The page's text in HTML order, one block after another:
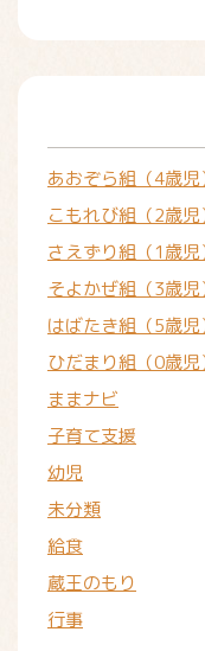
あおぞら組（4歳児
こもれび組（2歳児
さえずり組（1歳児
そよかぜ組（3歳児
はばたき組（5歳児
ひだまり組（0歳児
ままナビ
子育て支援
幼児
未分類
給食
蔵王のもり
行事